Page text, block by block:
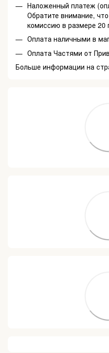
Наложенный платеж
Обратите внимание,
комиссию в размере 20
Оплата наличными в
Оплата Частями от
Больше информации на